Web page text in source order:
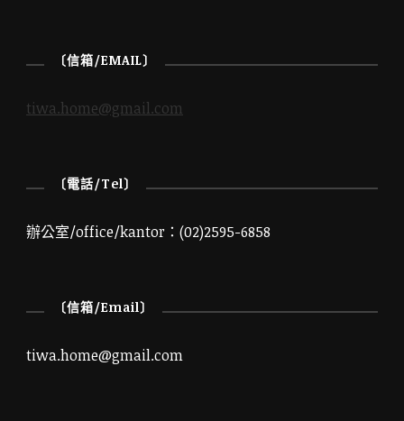
〔信箱/EMAIL〕
tiwa.home@gmail.com
〔電話/Tel〕
辦公室/office/kantor：(02)2595-6858
〔信箱/Email〕
tiwa.home@gmail.com